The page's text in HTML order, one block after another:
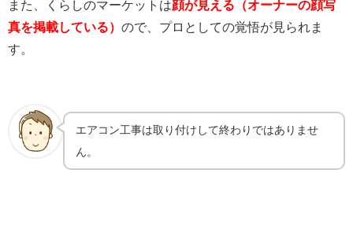
また、くらしのマーケットは顔が見える（オーナーの顔写
真を掲載している） ので、プロとしての覚悟が見られま
す。
エアコン工事は取り付けして終わりではありませ
ん。